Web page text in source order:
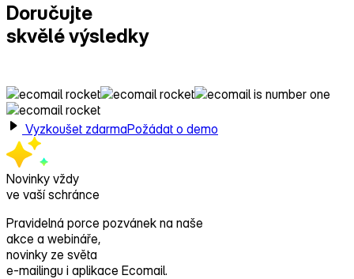
Doručujte
skvělé výsledky
Vyzkoušet zdarmaPožádat o demo
Novinky vždy
ve vaší schránce
Pravidelná porce pozvánek na naše
akce a webináře,
novinky ze světa
e‑mailingu i aplikace Ecomail.